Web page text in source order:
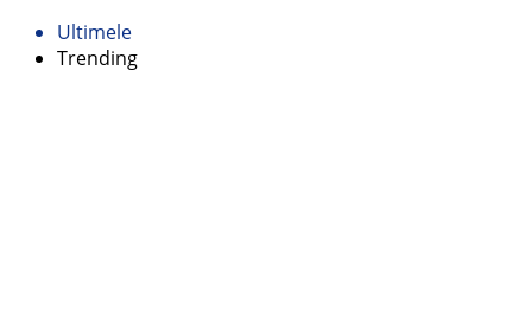
Ultimele
Trending